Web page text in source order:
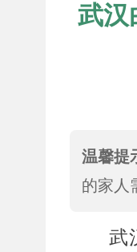
武汉
温馨提
的家人
武